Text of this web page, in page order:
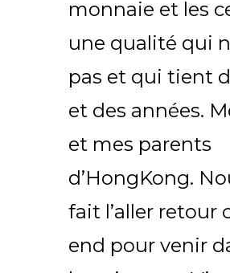
monnaie et les
une qualité qui
pas et qui tient
et des années.
et mes parents
d’HongKong.
fait l’aller retour
end pour venir